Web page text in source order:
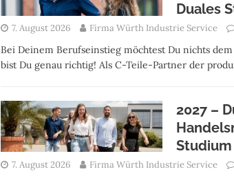
Duales
7. August 2026 Firma Würth Industrie Service
Bei Deinem Berufseinstieg möchtest Du nichts
bist Du genau richtig! Als C-Teile-Partner der
2027 –
7. August 2026 Firma Würth Industrie Service